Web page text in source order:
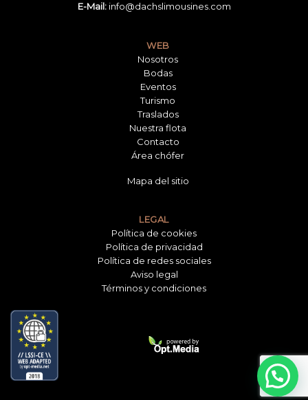
E-Mail: info@dachslimousines.com
WEB
Nosotros
Bodas
Eventos
Turismo
Traslados
Nuestra flota
Contacto
Área chófer
Mapa del sitio
LEGAL
Política de cookies
Política de privacidad
Política de redes sociales
Aviso legal
Términos y condiciones